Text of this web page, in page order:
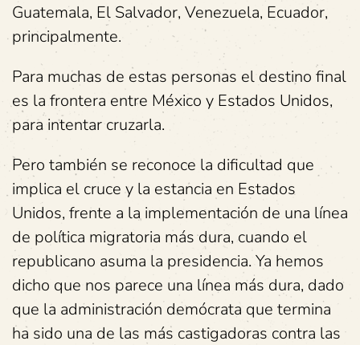
Guatemala, El Salvador, Venezuela, Ecuador,
principalmente.
Para muchas de estas personas el destino final
es la frontera entre México y Estados Unidos,
para intentar cruzarla.
Pero también se reconoce la dificultad que
implica el cruce y la estancia en Estados
Unidos, frente a la implementación de una línea
de política migratoria más dura, cuando el
republicano asuma la presidencia. Ya hemos
dicho que nos parece una línea más dura, dado
que la administración demócrata que termina
ha sido una de las más castigadoras contra las